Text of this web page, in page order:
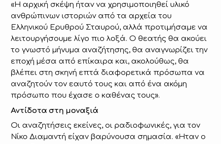
«Η αρχική σκέψη ήταν να χρησιμοποιηθεί υλικό
ανθρώπινων ιστοριών από τα αρχεία του
Ελληνικού Ερυθρού Σταυρού, αλλά προτιμήσαμε να
λειτουργήσουμε λίγο πιο λοξά. Ο θεατής θα ακούει
το γνωστό μήνυμα αναζήτησης, θα αναγνωρίζει την
εποχή μέσα από επίκαιρα και, ακολούθως, θα
βλέπει στη σκηνή επτά διαφορετικά πρόσωπα να
αναζητούν τον εαυτό τους και από ένα ακόμη
πρόσωπο που έχασε ο καθένας τους».
Αντίδοτα στη μοναξιά
Οι αναζητήσεις εκείνες, οι ραδιοφωνικές, για τον
Νίκο Διαμαντή είχαν βαρύνουσα σημασία. «Ηταν ο